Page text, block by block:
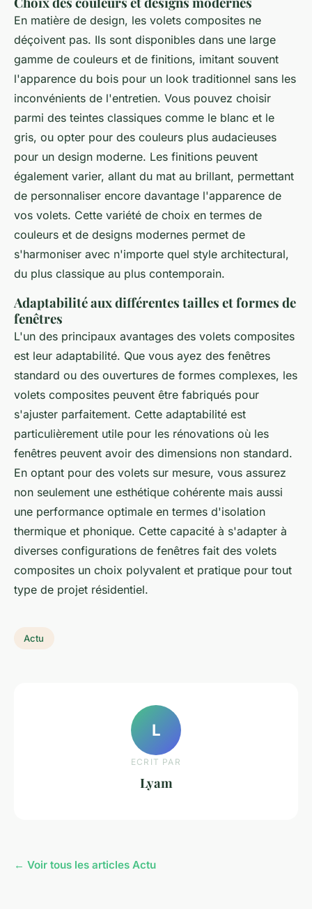
En matière de design, les volets composites ne
déçoivent pas. Ils sont disponibles dans une large
gamme de couleurs et de finitions, imitant souvent
l'apparence du bois pour un look traditionnel sans les
inconvénients de l'entretien. Vous pouvez choisir
parmi des teintes classiques comme le blanc et le
gris, ou opter pour des couleurs plus audacieuses
pour un design moderne. Les finitions peuvent
également varier, allant du mat au brillant, permettant
de personnaliser encore davantage l'apparence de
vos volets. Cette variété de choix en termes de
couleurs et de designs modernes permet de
s'harmoniser avec n'importe quel style architectural,
du plus classique au plus contemporain.
Adaptabilité aux différentes tailles et formes de
fenêtres
L'un des principaux avantages des volets composites
est leur adaptabilité. Que vous ayez des fenêtres
standard ou des ouvertures de formes complexes, les
volets composites peuvent être fabriqués pour
s'ajuster parfaitement. Cette adaptabilité est
particulièrement utile pour les rénovations où les
fenêtres peuvent avoir des dimensions non standard.
En optant pour des volets sur mesure, vous assurez
non seulement une esthétique cohérente mais aussi
une performance optimale en termes d'isolation
thermique et phonique. Cette capacité à s'adapter à
diverses configurations de fenêtres fait des volets
composites un choix polyvalent et pratique pour tout
type de projet résidentiel.
Actu
L
ECRIT PAR
Lyam
← Voir tous les articles Actu